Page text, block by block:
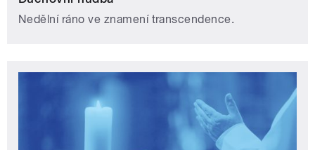
Nedělní ráno ve znamení transcendence.